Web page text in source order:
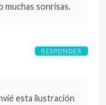
muchas sonrisas.
esta ilustración
RESPONDER